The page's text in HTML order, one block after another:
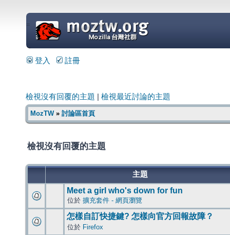
=
登入 註冊
檢視沒有回覆的主題 檢視最近討論的主題
MozTW» 討論區首頁
檢視沒有回覆的主題
主題
Meet a girl who's down for fun
位於 擴充套件 - 網頁瀏覽
怎樣自訂快捷鍵? 怎樣向官方回報故障？
位於 Firefox